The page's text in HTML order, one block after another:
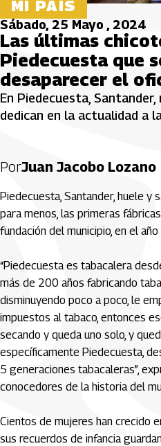
MI PAÍS
Sábado, 25 Mayo , 2024
Las últimas
Piedecuesta que
desaparecer el
En Piedecuesta,
dedican en la actualidad a
PorJuan Jacobo Lozano
Piedecuesta, Santander, huele y
para menos, las primeras
fundación del municipio, en el
“Piedecuesta es tabacalera
más de 200 años fabricando
disminuyendo poco a poco, le
impuestos al tabaco, entonces
secando y queda uno solo, y
específicamente Piedecuesta,
5 generaciones tabacaleras”,
conocedores de la historia del
Cientos de mujeres han crecido
sus recuerdos de infancia